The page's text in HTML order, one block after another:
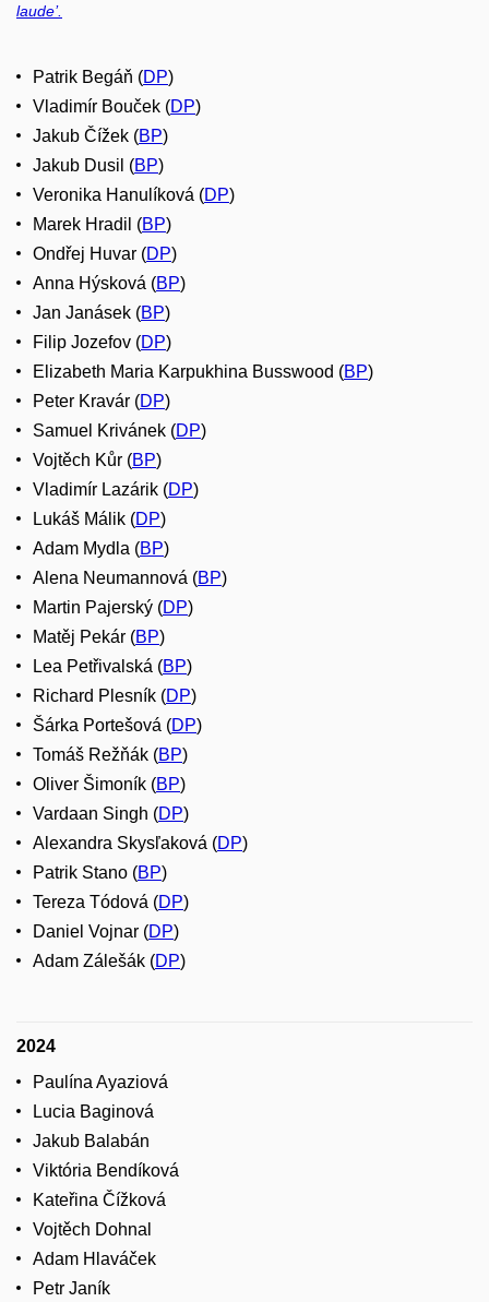
laude’.
Patrik Begáň (DP)
Vladimír Bouček (DP)
Jakub Čížek (BP)
Jakub Dusil (BP)
Veronika Hanulíková (DP)
Marek Hradil (BP)
Ondřej Huvar (DP)
Anna Hýsková (BP)
Jan Janásek (BP)
Filip Jozefov (DP)
Elizabeth Maria Karpukhina Busswood (BP)
Peter Kravár (DP)
Samuel Krivánek (DP)
Vojtěch Kůr (BP)
Vladimír Lazárik (DP)
Lukáš Málik (DP)
Adam Mydla (BP)
Alena Neumannová (BP)
Martin Pajerský (DP)
Matěj Pekár (BP)
Lea Petřivalská (BP)
Richard Plesník (DP)
Šárka Portešová (DP)
Tomáš Režňák (BP)
Oliver Šimoník (BP)
Vardaan Singh (DP)
Alexandra Skysľaková (DP)
Patrik Stano (BP)
Tereza Tódová (DP)
Daniel Vojnar (DP)
Adam Zálešák (DP)
2024
Paulína Ayaziová
Lucia Baginová
Jakub Balabán
Viktória Bendíková
Kateřina Čížková
Vojtěch Dohnal
Adam Hlaváček
Petr Janík